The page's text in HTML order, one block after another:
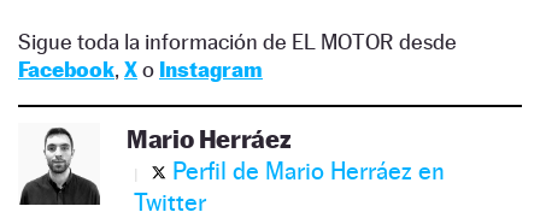
Sigue toda la información de EL MOTOR desde
Facebook, Xo Instagram
Mario Herráez
Perfil de Mario Herráez en
Twitter